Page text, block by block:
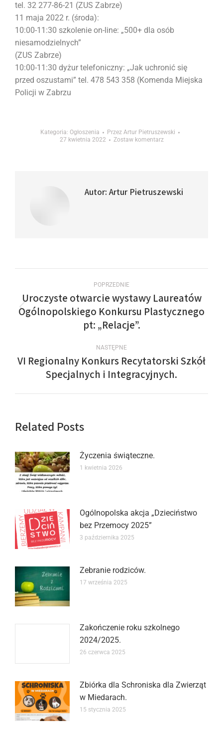
tel. 32 277-86-21 (ZUS Zabrze)
11 maja 2022 r. (środa):
10:00-11:30 szkolenie on-line: „500+ dla osób
niesamodzielnych”
(ZUS Zabrze)
10:00-11:30 dyżur telefoniczny: „Jak uchronić się
przed oszustami” tel. 478 543 358 (Komenda Miejska
Policji w Zabrzu
Kategoria: Ogłoszenia Przez Artur Pietruszewski
27 kwietnia 2022
Zostaw komentarz
Autor: Artur Pietruszewski
POPRZEDNIE
Uroczyste otwarcie wystawy Laureatów
Ogólnopolskiego Konkursu Plastycznego
pt: „Relacje”.
NASTĘPNE
VI Regionalny Konkurs Recytatorski Szkół
Specjalnych i Integracyjnych.
Related Posts
Życzenia świąteczne.
1 kwietnia 2026
Ogólnopolska akcja „Dzieciństwo
bez Przemocy 2025”
3 października 2025
Zebranie rodziców.
17 września 2025
Zakończenie roku szkolnego
2024/2025.
26 czerwca 2025
Zbiórka dla Schroniska dla Zwierząt
w Miedarach.
15 stycznia 2025